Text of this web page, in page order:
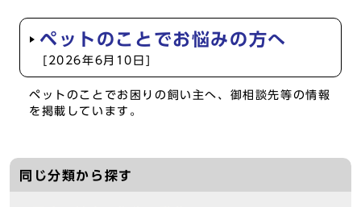
ペットのことでお悩みの方へ
[2026年6月10日]
ペットのことでお困りの飼い主へ、御相談先等の情報
を掲載しています。
同じ分類から探す